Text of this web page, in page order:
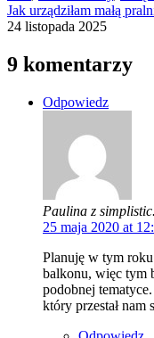
Jak urządziłam małą
24 listopada 2025
9 komentarzy
Odpowiedz
Paulina z
25 maja 2020 at
Planuję w tym roku
balkonu, więc tym
podobnej
który przestał nam